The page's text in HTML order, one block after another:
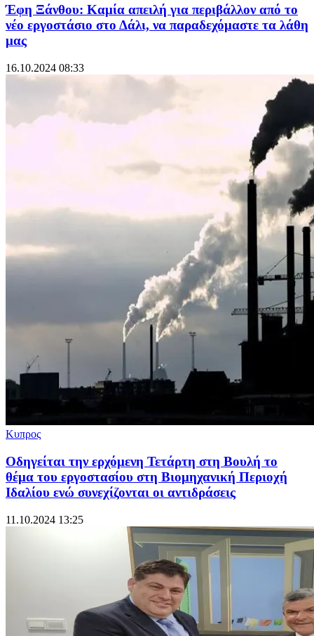
Έφη Ξάνθου: Καμία απειλή για περιβάλλον από το
νέο εργοστάσιο στο Δάλι, να παραδεχόμαστε τα λάθη
μας
16.10.2024 08:33
Κυπρος
Οδηγείται την ερχόμενη Τετάρτη στη Βουλή το
θέμα του εργοστασίου στη Βιομηχανική Περιοχή
Ιδαλίου ενώ συνεχίζονται οι αντιδράσεις
11.10.2024 13:25